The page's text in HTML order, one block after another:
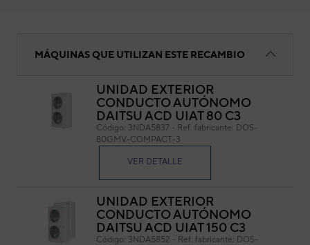
MÁQUINAS QUE UTILIZAN ESTE RECAMBIO
UNIDAD EXTERIOR
CONDUCTO AUTÓNOMO
DAITSU ACD UIAT 80 C3
Código: 3NDA5837 - Ref. fabricante: DOS-
80GMV-COMPACT-3
VER DETALLE
UNIDAD EXTERIOR
CONDUCTO AUTÓNOMO
DAITSU ACD UIAT 150 C3
Código: 3NDA5852 - Ref. fabricante: DOS-